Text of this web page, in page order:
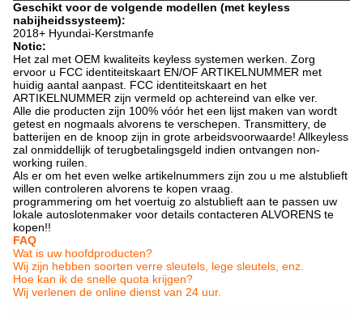
Geschikt voor de volgende modellen (met keyless
nabijheidssysteem):
2018+ Hyundai-Kerstmanfe
Notic:
Het zal met OEM kwaliteits keyless systemen werken. Zorg
ervoor u FCC identiteitskaart EN/OF ARTIKELNUMMER met
huidig aantal aanpast. FCC identiteitskaart en het
ARTIKELNUMMER zijn vermeld op achtereind van elke ver.
Alle die producten zijn 100% vóór het een lijst maken van wordt
getest en nogmaals alvorens te verschepen. Transmittery, de
batterijen en de knoop zijn in grote arbeidsvoorwaarde! Allkeyless
zal onmiddellijk of terugbetalingsgeld indien ontvangen non-
working ruilen.
Als er om het even welke artikelnummers zijn zou u me alstublieft
willen controleren alvorens te kopen vraag.
programmering om het voertuig zo alstublieft aan te passen uw
lokale autoslotenmaker voor details contacteren ALVORENS te
kopen!!
FAQ
Wat is uw hoofdproducten?
Wij zijn hebben soorten verre sleutels, lege sleutels, enz.
Hoe kan ik de snelle quota krijgen?
Wij verlenen de online dienst van 24 uur.